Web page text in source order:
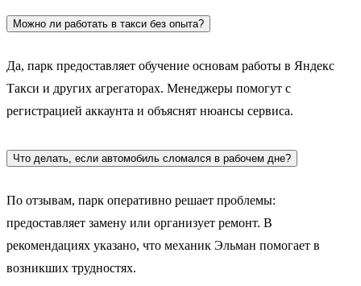
Можно ли работать в такси без опыта?
Да, парк предоставляет обучение основам работы в Яндекс
Такси и других агрегаторах. Менеджеры помогут с
регистрацией аккаунта и объяснят нюансы сервиса.
Что делать, если автомобиль сломался в рабочем дне?
По отзывам, парк оперативно решает проблемы:
предоставляет замену или организует ремонт. В
рекомендациях указано, что механик Эльман помогает в
возникших трудностях.